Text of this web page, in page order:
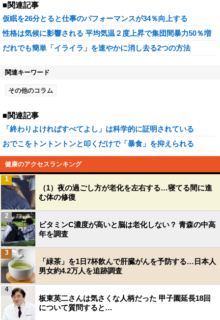
■関連記事
仮眠を26分とると仕事のパフォーマンスが34％向上する
性格は気候に影響される 平均気温２度上昇で集団間暴力50％増
だれでも簡単「イライラ」を速やかに消し去る2つの方法
関連キーワード
その他のコラム
■関連記事
「終わりよければすべてよし」は科学的に証明されている
おでこをトントントンと叩くだけで「暴食」を抑えられる
健康のアクセスランキング
（1）夜の過ごし方が老化を左右する…寝てる間に進
む体の修復
1
ビタミンC濃度が高いと脳は老化しない？ 青森の中高
年を調査
2
「緑茶」を1日7杯飲んで肝臓がんを予防する…日本人
男女約4.2万人を追跡調査
3
板東英二さんは気さくな人柄だった 甲子園延長18回
について質問すると…
4